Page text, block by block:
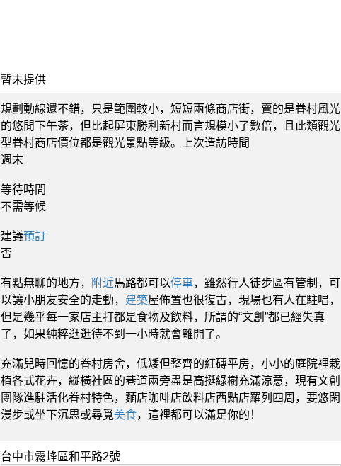
暫未提供
規劃動線還不錯，只是範圍較小，短短兩條商店街，賣的是眷村風光
的悠閒下午茶，但比起屏東勝利新村而言規模小了數倍，且此類觀光
型眷村商店價位都是觀光景點等級。上次造訪時間
週末
等待時間
不需等候
建議預訂
否
有點無聊的地方， 附近馬路都可以停車，雖然行人徒步區有管制，可
以讓小朋友安全的走動， 建築屋佈置也很復古，現場也有人在駐唱，
但是幾乎每一家店主打都是食物及飲料，所謂的“文創”都已經失真
了，如果純粹逛逛待不到一小時就會離開了。
充滿兒時回憶的眷村房舍，低矮但整齊的紅磚平房，小小的庭院裡栽
植各式花卉，縱橫社區的巷道兩旁盡是高挺綠樹充滿涼意，現有文創
團隊進駐活化眷村特色，麵店咖啡店飲料店西點店羅列四周，要悠閑
漫步或坐下沉思或尋覓美食，這裡都可以滿足你的！
台中市霧峰區和平路2號